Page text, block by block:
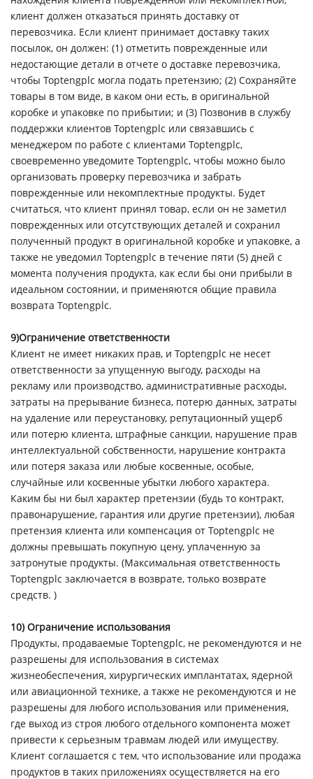
клиент должен отказаться принять доставку от
перевозчика. Если клиент принимает доставку таких
посылок, он должен: (1) отметить поврежденные или
недостающие детали в отчете о доставке перевозчика,
чтобы Toptengplc могла подать претензию; (2) Сохраняйте
товары в том виде, в каком они есть, в оригинальной
коробке и упаковке по прибытии; и (3) Позвонив в службу
поддержки клиентов Toptengplc или связавшись с
менеджером по работе с клиентами Toptengplc,
своевременно уведомите Toptengplc, чтобы можно было
организовать проверку перевозчика и забрать
поврежденные или некомплектные продукты. Будет
считаться, что клиент принял товар, если он не заметил
поврежденных или отсутствующих деталей и сохранил
полученный продукт в оригинальной коробке и упаковке, а
также не уведомил Toptengplc в течение пяти (5) дней с
момента получения продукта, как если бы они прибыли в
идеальном состоянии, и применяются общие правила
возврата Toptengplc.
9)Ограничение ответственности
Клиент не имеет никаких прав, и Toptengplc не несет
ответственности за упущенную выгоду, расходы на
рекламу или производство, административные расходы,
затраты на прерывание бизнеса, потерю данных, затраты
на удаление или переустановку, репутационный ущерб
или потерю клиента, штрафные санкции, нарушение прав
интеллектуальной собственности, нарушение контракта
или потеря заказа или любые косвенные, особые,
случайные или косвенные убытки любого характера.
Каким бы ни был характер претензии (будь то контракт,
правонарушение, гарантия или другие претензии), любая
претензия клиента или компенсация от Toptengplc не
должны превышать покупную цену, уплаченную за
затронутые продукты. (Максимальная ответственность
Toptengplc заключается в возврате, только возврате
средств. )
10) Ограничение использования
Продукты, продаваемые Toptengplc, не рекомендуются и не
разрешены для использования в системах
жизнеобеспечения, хирургических имплантатах, ядерной
или авиационной технике, а также не рекомендуются и не
разрешены для любого использования или применения,
где выход из строя любого отдельного компонента может
привести к серьезным травмам людей или имуществу.
Клиент соглашается с тем, что использование или продажа
продуктов в таких приложениях осуществляется на его